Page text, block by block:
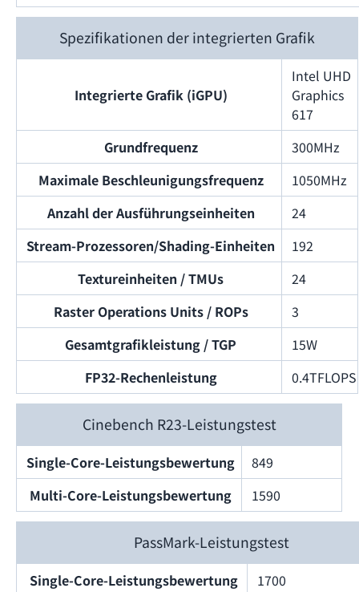
Spezifikationen der integrierten Grafik
Integrierte Grafik (iGPU)
Intel UHD
Graphics
617
Grundfrequenz
300MHz
Maximale Beschleunigungsfrequenz
1050MHz
Anzahl der Ausführungseinheiten
24
Stream-Prozessoren/Shading-Einheiten
192
Textureinheiten / TMUs
24
Raster Operations Units / ROPs
3
Gesamtgrafikleistung / TGP
15W
FP32-Rechenleistung
0.4TFLOPS
Cinebench R23-Leistungstest
Single-Core-Leistungsbewertung
849
Multi-Core-Leistungsbewertung
1590
PassMark-Leistungstest
Single-Core-Leistungsbewertung 1700